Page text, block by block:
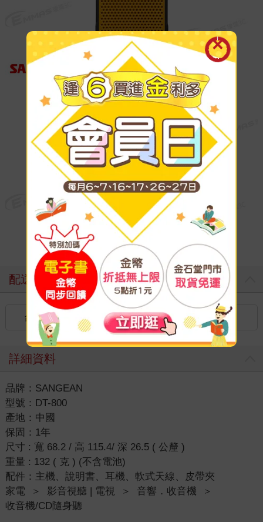
配送方式
台灣 國內宅配：本島（廠商出貨）
詳細資料
品牌：SANGEAN
型號：DT-800
產地：中國
保固：1年
尺寸 : 寬 68.2 / 高 115.4/ 深 26.5 ( 公釐 )
重量 : 132 ( 克 ) (不含電池)
配件：主機、說明書、耳機、軟式天線、皮帶夾
家電
＞ 影音視聽 | 電視 ＞ 音響．收音機
＞
收音機/CD隨身聽